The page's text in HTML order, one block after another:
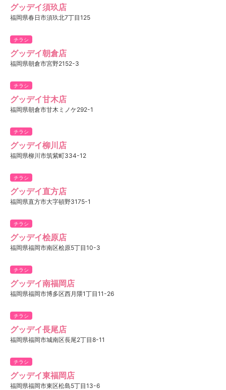
グッデイ須玖店
福岡県春日市須玖北7丁目125
チラシ
グッデイ朝倉店
福岡県朝倉市宮野2152-3
チラシ
グッデイ甘木店
福岡県朝倉市甘木ミノケ292-1
チラシ
グッデイ柳川店
福岡県柳川市筑紫町334-12
チラシ
グッデイ直方店
福岡県直方市大字頓野3175-1
チラシ
グッデイ桧原店
福岡県福岡市南区桧原5丁目10-3
チラシ
グッデイ南福岡店
福岡県福岡市博多区西月隈1丁目11-26
チラシ
グッデイ長尾店
福岡県福岡市城南区長尾2丁目8-11
チラシ
グッデイ東福岡店
福岡県福岡市東区松島5丁目13-6